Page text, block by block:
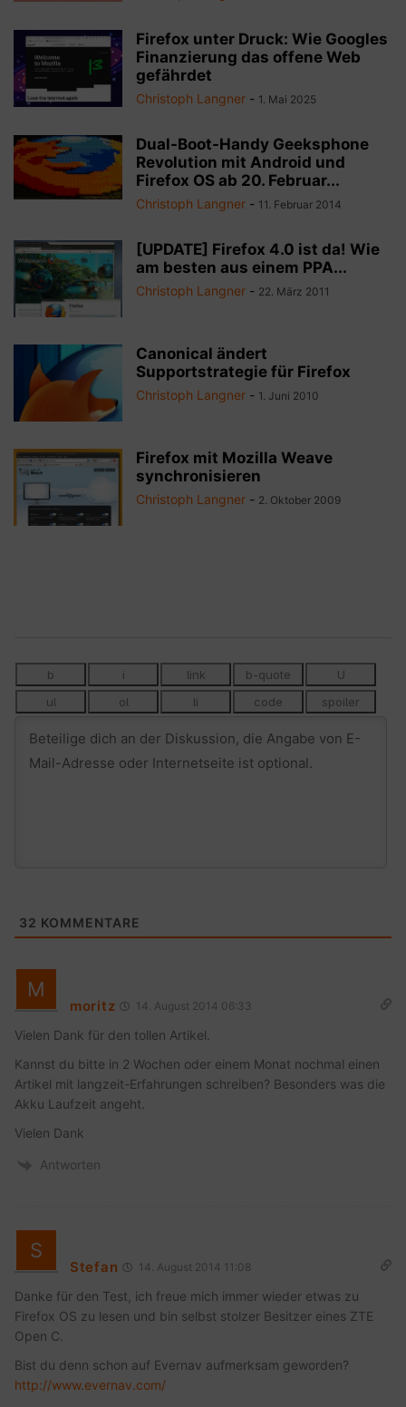
Firefox unter Druck: Wie Googles
Finanzierung das offene Web
gefährdet
Christoph Langner - 1. Mai 2025
Dual-Boot-Handy Geeksphone
Revolution mit Android und
Firefox OS ab 20. Februar...
Christoph Langner - 11. Februar 2014
[UPDATE] Firefox 4.0 ist da! Wie
am besten aus einem PPA...
Christoph Langner - 22. März 2011
Canonical ändert
Supportstrategie für Firefox
Christoph Langner - 1. Juni 2010
Firefox mit Mozilla Weave
synchronisieren
Christoph Langner - 2. Oktober 2009
32 KOMMENTARE
moritz 14. August 2014 06:33
Vielen Dank für den tollen Artikel.
Kannst du bitte in 2 Wochen oder einem Monat nochmal einen
Artikel mit langzeit-Erfahrungen schreiben? Besonders was die
Akku Laufzeit angeht.
Vielen Dank
Antworten
Stefan 14. August 2014 11:08
Danke für den Test, ich freue mich immer wieder etwas zu
Firefox OS zu lesen und bin selbst stolzer Besitzer eines ZTE
Open C.
Bist du denn schon auf Evernav aufmerksam geworden?
http://www.evernav.com/